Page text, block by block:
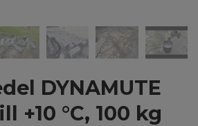
DYNAMUTE
+10 °C, 100 kg